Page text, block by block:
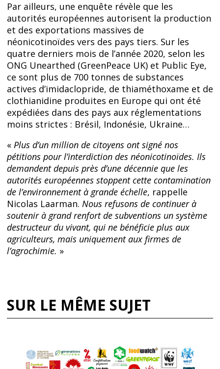
Par ailleurs, une enquête révèle que les
autorités européennes autorisent la production
et des exportations massives de
néonicotinoïdes vers des pays tiers. Sur les
quatre derniers mois de l’année 2020, selon les
ONG Unearthed (GreenPeace UK) et Public Eye,
ce sont plus de 700 tonnes de substances
actives d’imidaclopride, de thiaméthoxame et de
clothianidine produites en Europe qui ont été
expédiées dans des pays aux réglementations
moins strictes : Brésil, Indonésie, Ukraine…
« Plus d’un million de citoyens ont signé nos
pétitions pour l’interdiction des néonicotinoïdes. Ils
demandent depuis près d’une décennie que les
autorités européennes stoppent cette contamination
de l’environnement à grande échelle, rappelle
Nicolas Laarman. Nous refusons de continuer à
soutenir à grand renfort de subventions un système
destructeur du vivant, qui ne bénéficie plus aux
agriculteurs, mais uniquement aux firmes de
l’agrochimie. »
SUR LE MÊME SUJET